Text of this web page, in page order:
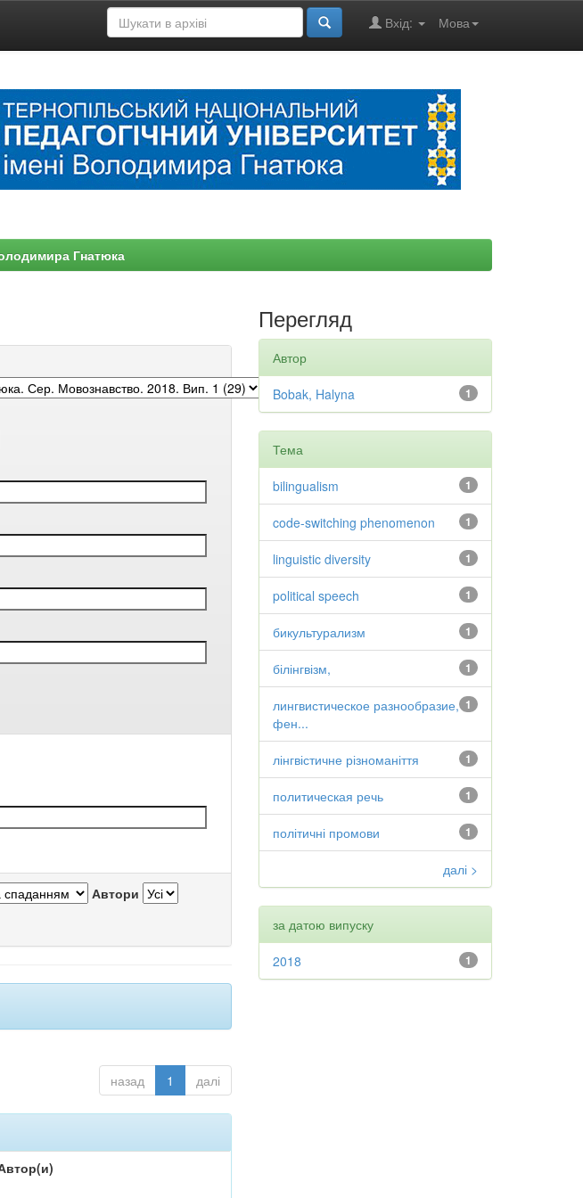
Мова
Вхід:
Гнатюка
Автори
назад 1 далі
Перегляд
Автор
1
Bobak, Halyna
Тема
1
bilingualism
1
code-switching phenomenon
1
linguistic diversity
1
political speech
1
бикультурализм
1
білінгвізм,
1
лингвистическое разнообразие,
фен...
1
лінгвістичне різноманіття
1
политическая речь
1
політичні промови
далі >
за датою випуску
1
2018